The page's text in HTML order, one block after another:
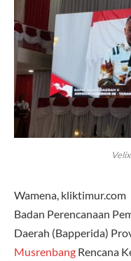
Wamena, kliktimur.com
Badan Perencanaan
Daerah (Bapperida)
Musrenbang Rencana